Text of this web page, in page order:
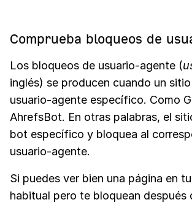
Comprueba bloqueos de
Los bloqueos de usuario-agente (
inglés) se producen cuando un
usuario-agente específico. Como
AhrefsBot. En otras palabras, el
bot específico y bloquea al
usuario-agente.
Si puedes ver bien una página en
habitual pero te bloquean después